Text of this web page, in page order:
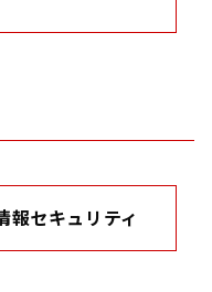
報セキュリティ